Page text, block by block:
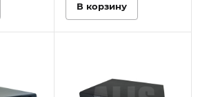
В корзину